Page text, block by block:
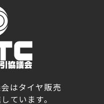
はタイヤ販売
ています。